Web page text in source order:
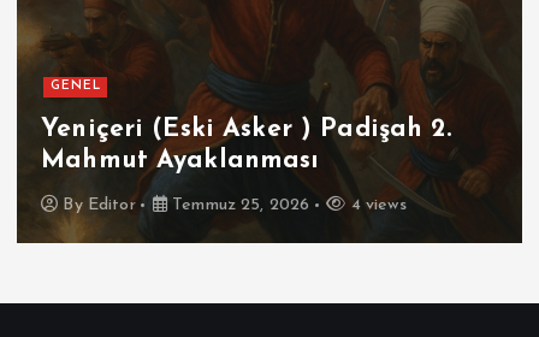
GENEL
Yeniçeri (Eski Asker ) Padişah 2.
Mahmut Ayaklanması
By Editor Temmuz 25, 2026 4 views